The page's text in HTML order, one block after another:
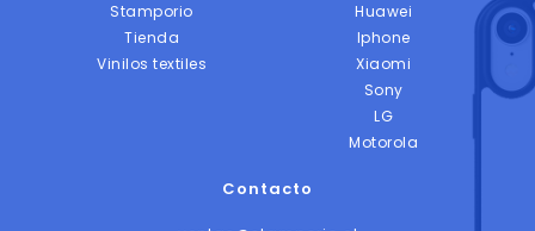
Stamporio
Tienda
Vinilos textiles
Huawei
Iphone
Xiaomi
Sony
LG
Motorola
Contacto